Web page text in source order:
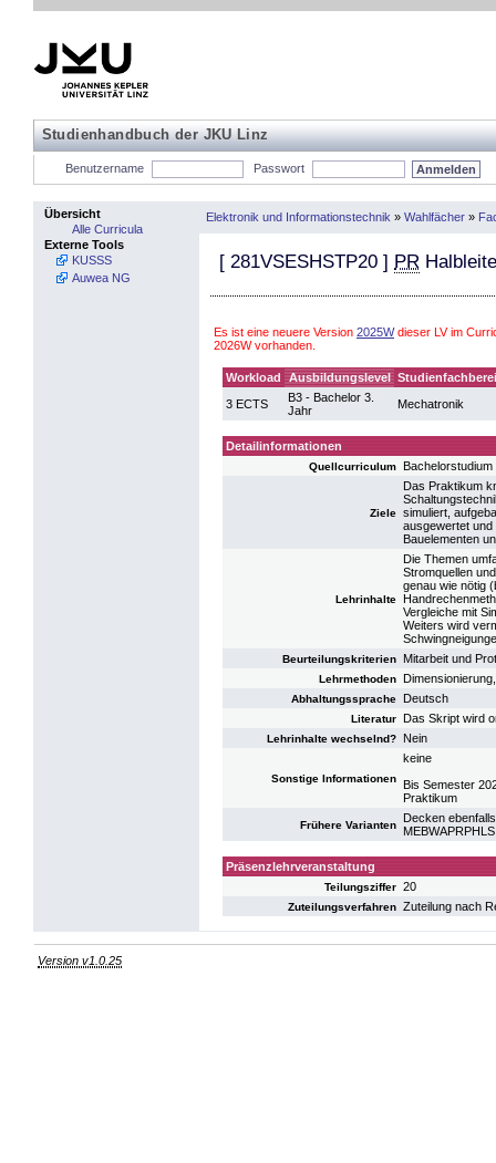
Studienhandbuch der JKU Linz
Benutzername Passwort
Übersicht
Alle Curricula
Externe Tools
KUSSS
Auwea NG
Elektronik und Informationstechnik » Wahlfächer »
[ 281VSESHSTP20 ] PR
Es ist eine neuere Version 2025Wdieser LV im
2026W vorhanden.
Workload Ausbildungslevel
3 ECTS
B3 - Bachelor 3.
Jahr
Mechatronik
Detailinformationen
Quellcurriculum
Ziele
Das Praktikum
simuliert,
ausgewertet und
Bauelementen
Lehrinhalte
Die Themen
Stromquellen
genau wie nötig
Vergleiche mit
Weiters wird
Beurteilungskriterien Mitarbeit und
Lehrmethoden
Abhaltungssprache Deutsch
Literatur Das Skript wird
Lehrinhalte wechselnd? Nein
Sonstige Informationen
keine
Bis Semester
Praktikum
Frühere Varianten
Decken
Präsenzlehrveranstaltung
Teilungsziffer 20
Zuteilungsverfahren Zuteilung nach
Version v1.0.25